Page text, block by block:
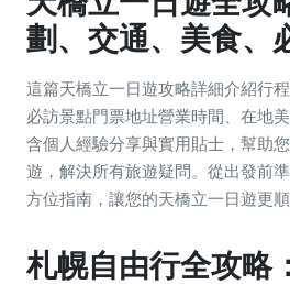
劃、交通、美食、
這篇天橋立一日遊攻略詳細介紹行
必訪景點門票地址營業時間、在地
含個人經驗分享與實用貼士，幫助
遊，解決所有旅遊疑問。從出發前
方位指南，讓您的天橋立一日遊更
札幌自由行全攻略